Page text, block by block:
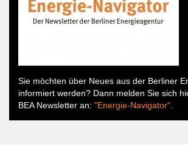
Sie möchten über Neues aus der Berliner
informiert werden? Dann melden Sie sich
BEA Newsletter an: "Energie-Navigator"